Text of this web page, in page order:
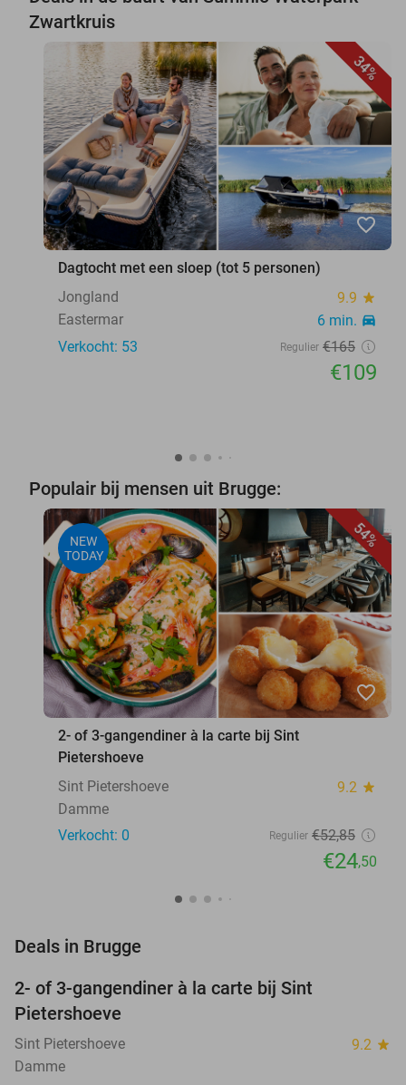
Zwartkruis
34%
favorite_border
Dagtocht met een sloep (tot 5 personen)
Jongland
9.9 star
Eastermar 6 min. directions_car
Verkocht: 53 Regulier €165
€109
Populair bij mensen uit Brugge:
54%
NEW
TODAY
favorite_border
2- of 3-gangendiner à la carte bij Sint
Pietershoeve
Sint Pietershoeve
9.2 star
Damme
Verkocht: 0
Regulier €52,85
€24,50
Deals in Brugge
TODAY
2- of 3-gangendiner à la carte bij Sint
Pietershoeve
Sint Pietershoeve 9.2 star
Damme